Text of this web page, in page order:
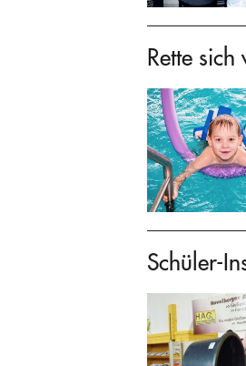
Rette
Schüler-